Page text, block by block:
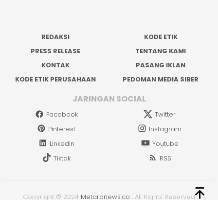
REDAKSI
KODE ETIK
PRESS RELEASE
TENTANG KAMI
KONTAK
PASANG IKLAN
KODE ETIK PERUSAHAAN
PEDOMAN MEDIA SIBER
JARINGAN SOCIAL
Facebook
Twitter
Pinterest
Instagram
Linkedin
Youtube
Tiktok
RSS
Copyright © 2024 Metaranews.co . All Rights Reserved